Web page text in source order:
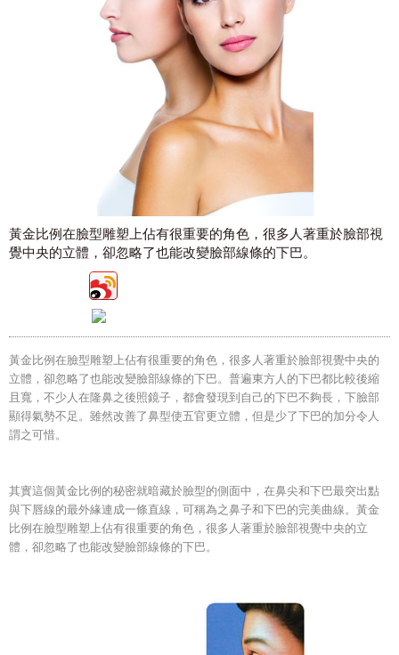
黃金比例在臉型雕塑上佔有很重要的角色，很多人著重於臉部視
覺中央的立體，卻忽略了也能改變臉部線條的下巴。
黃金比例在臉型雕塑上佔有很重要的角色，很多人著重於臉部視覺中央的
立體，卻忽略了也能改變臉部線條的下巴。普遍東方人的下巴都比較後縮
且寬，不少人在隆鼻之後照鏡子，都會發現到自己的下巴不夠長，下臉部
顯得氣勢不足。雖然改善了鼻型使五官更立體，但是少了下巴的加分令人
謂之可惜。
其實這個黃金比例的秘密就暗藏於臉型的側面中，在鼻尖和下巴最突出點
與下唇線的最外緣連成一條直線，可稱為之鼻子和下巴的完美曲線。黃金
比例在臉型雕塑上佔有很重要的角色，很多人著重於臉部視覺中央的立
體，卻忽略了也能改變臉部線條的下巴。